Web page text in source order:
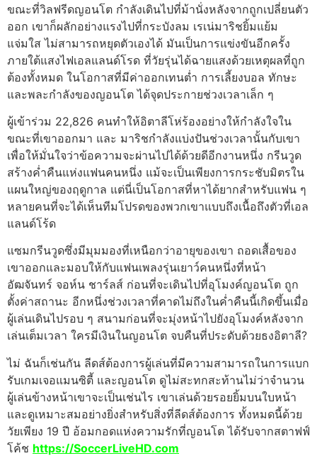
ขณะที่วิลฟรีดญอนโต กำลังเดินไปที่ม้านั่งหลังจากถูกเปลี่ยนตัว
ออก เขาก็ผลักอย่างแรงไปที่กระบังลม เรเน่มาริชยิ้มแย้ม
แจ่มใส ไม่สามารถหยุดตัวเองได้ มันเป็นการแข่งขันอีกครั้ง
ภายใต้แสงไฟเอลแลนด์โรด ที่วัยรุ่นได้ฉายแสงด้วยเหตุผลที่ถูก
ต้องทั้งหมด ในโอกาสที่มีค่าออกเทนต่ำ การเลี้ยงบอล ทักษะ
และพละกำลังของญอนโต ได้จุดประกายช่วงเวลาเล็ก ๆ
ผู้เข้าร่วม 22,826 คนทำให้อิตาลีโห่ร้องอย่างให้กำลังใจใน
ขณะที่เขาออกมา และ มาริชกำลังแบ่งปันช่วงเวลานั้นกับเขา
เพื่อให้มั่นใจว่าข้อความจะผ่านไปได้ด้วยดีอีกงานหนึ่ง กรีนวูด
สร้างค่ำคืนแห่งแฟนคนหนึ่ง แม้จะเป็นเพียงการกระชับมิตรใน
แผนใหญ่ของฤดูกาล แต่นี่เป็นโอกาสที่หาได้ยากสำหรับแฟน ๆ
หลายคนที่จะได้เห็นทีมโปรดของพวกเขาแบบถึงเนื้อถึงตัวที่เอล
แลนด์โร้ด
แซมกรีนวูดซึ่งมีมุมมองที่เหนือกว่าอายุของเขา ถอดเสื้อของ
เขาออกและมอบให้กับแฟนเพลงรุ่นเยาว์คนหนึ่งที่หน้า
อัฒจันทร์ จอห์น ชาร์ลส์ ก่อนที่จะเดินไปที่อุโมงค์ญอนโต ถูก
ตั้งค่าสถานะ อีกหนึ่งช่วงเวลาที่คาดไม่ถึงในค่ำคืนนี้เกิดขึ้นเมื่อ
ผู้เล่นเดินไปรอบ ๆ สนามก่อนที่จะมุ่งหน้าไปยังอุโมงค์หลังจาก
เล่นเต็มเวลา ใครมีเงินในญอนโต จบคืนที่ประดับด้วยธงอิตาลี?
ไม่ ฉันก็เช่นกัน ลีดส์ต้องการผู้เล่นที่มีความสามารถในการแบก
รับเกมเจอแมนซิตี้ และญอนโต ดูไม่สะทกสะท้านไม่ว่าจำนวน
ผู้เล่นข้างหน้าเขาจะเป็นเช่นไร เขาเล่นด้วยรอยยิ้มบนใบหน้า
และดูเหมาะสมอย่างยิ่งสำหรับสิ่งที่ลีดส์ต้องการ ทั้งหมดนี้ด้วย
วัยเพียง 19 ปี อ้อมกอดแห่งความรักที่ญอนโต ได้รับจากสตาฟฟ์
โค้ช https://SoccerLiveHD.com